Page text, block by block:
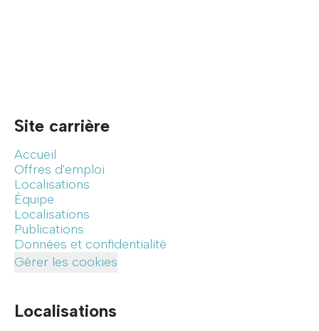
Site carrière
Accueil
Offres d'emploi
Localisations
Équipe
Localisations
Publications
Données et confidentialité
Gérer les cookies
Localisations